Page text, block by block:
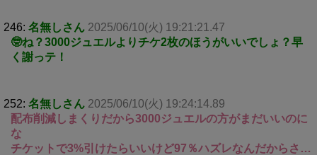
246: 名無しさん 2025/06/10(火) 19:21:21.47
🤓ね？3000ジュエルよりチケ2枚のほうがいいでしょ？早
く謝っテ！
252: 名無しさん 2025/06/10(火) 19:24:14.89
配布削減しまくりだから3000ジュエルの方がまだいいのに
な
チケットで3%引けたらいいけど97％ハズレなんだからさ…